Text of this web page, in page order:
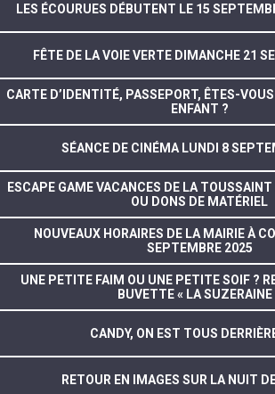
LES ÉCOURUES DÉBUTENT LE 15
FÊTE DE LA VOIE VERTE DIMANCHE 21
CARTE D’IDENTITÉ, PASSEPORT, ÊTES-
ENFANT ?
SÉANCE DE CINÉMA LUNDI 8
ESCAPE GAME VACANCES DE LA
OU DONS DE MATÉRIEL
NOUVEAUX HORAIRES DE LA MAIRIE À
SEPTEMBRE 2025
UNE PETITE FAIM OU UNE PETITE SOIF ?
BUVETTE « LA SUZERAINE
RETOUR EN IMAGES SUR LA NUIT